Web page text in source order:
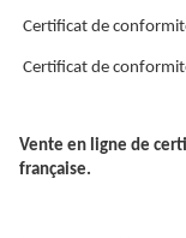
Certificat de
Certificat de
Vente en ligne de
française.